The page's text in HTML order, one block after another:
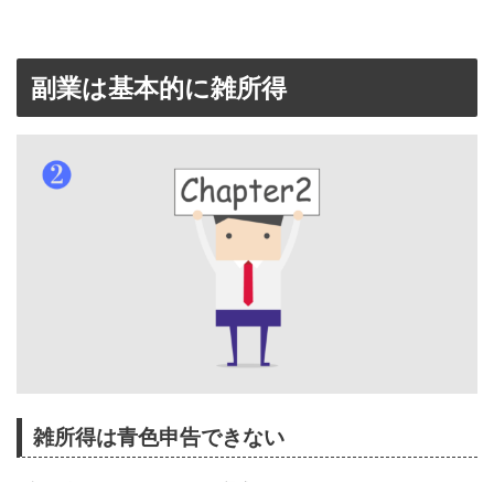
副業は基本的に雑所得
雑所得は青色申告できない